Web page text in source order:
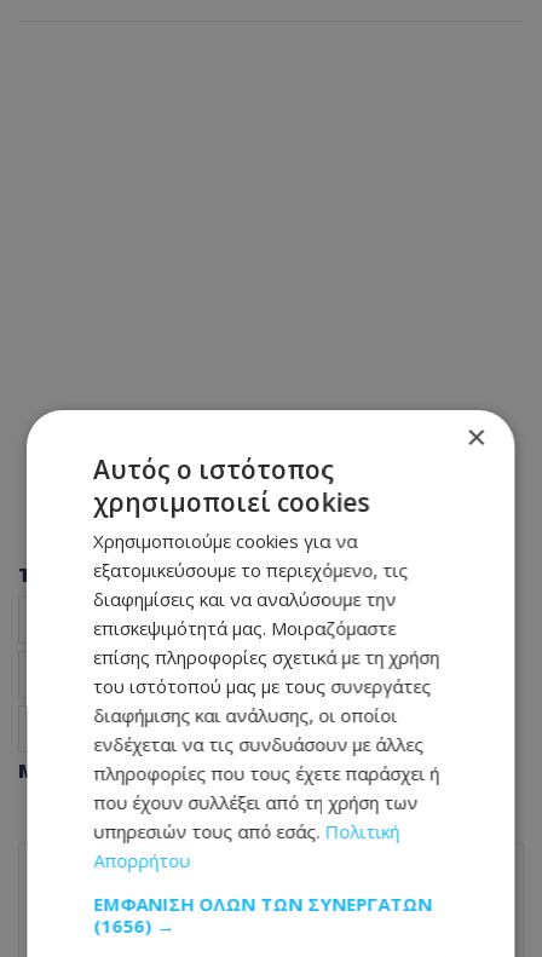
Tags
δρόμος Πάφου–Πόλεως Χρυσοχούς
απόφαση δικαστηρίου υπουργείο Μεταφορών
Ειδήσεις Κύπρος
Μοιράσου αυτό το άρθρο
ΠΡΟΗΓΟΎΜΕΝΟ ΆΡΘΡΟ
Στην Κύπρο ο Πρόεδρος της Ελληνικής
×
Αυτός ο ιστότοπος
χρησιμοποιεί cookies
Χρησιμοποιούμε cookies για να
εξατομικεύσουμε το περιεχόμενο, τις
διαφημίσεις και να αναλύσουμε την
επισκεψιμότητά μας. Μοιραζόμαστε
επίσης πληροφορίες σχετικά με τη χρήση
του ιστότοπού μας με τους συνεργάτες
διαφήμισης και ανάλυσης, οι οποίοι
ενδέχεται να τις συνδυάσουν με άλλες
πληροφορίες που τους έχετε παράσχει ή
που έχουν συλλέξει από τη χρήση των
υπηρεσιών τους από εσάς. Πολιτική
Απορρήτου
ΕΜΦΆΝΙΣΗ ΌΛΩΝ ΤΩΝ ΣΥΝΕΡΓΑΤΏΝ
(1656) →